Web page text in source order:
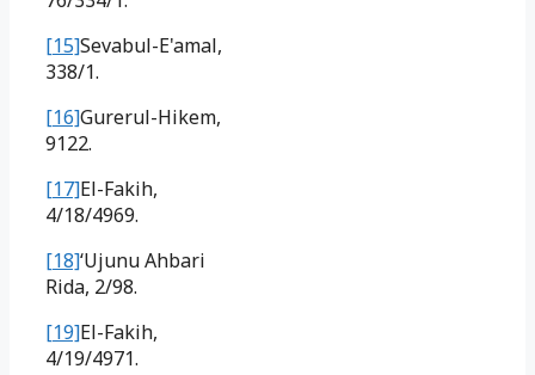
[15]Sevabul-E'amal,
338/1.
[16]Gurerul-Hikem,
9122.
[17]El-Fakih,
4/18/4969.
[18]‘Ujunu Ahbari
Rida, 2/98.
[19]El-Fakih,
4/19/4971.